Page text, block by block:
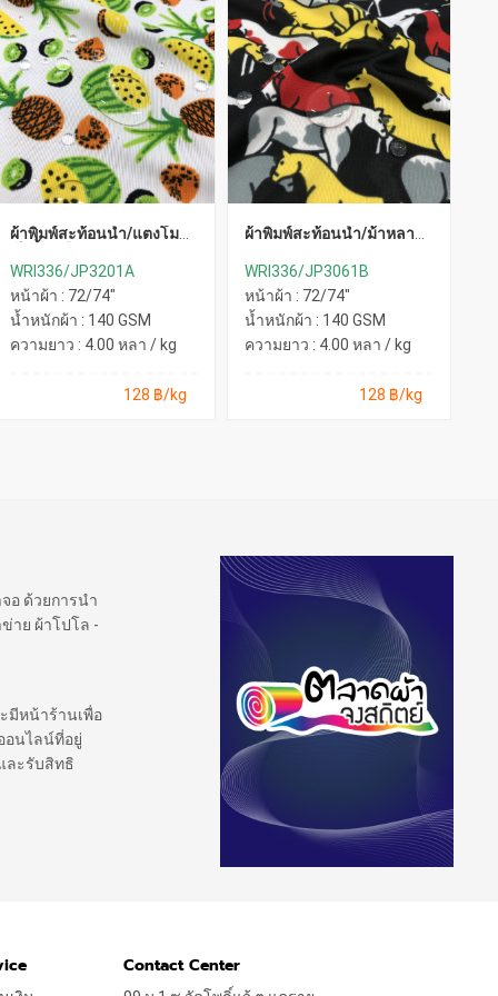
ผ้าพิมพ์สะท้อนน้ำ/แตงโมฟ
WRI336/JP3201A
หน้าผ้า : 72/74"
น้ำหนักผ้า : 140 GSM
ความยาว : 4.00 หลา / kg
128 ฿/kg
ผ้าพิมพ์สะท้อนน้ำ/ม้าหลาย
WRI336/JP3061B
หน้าผ้า : 72/74"
น้ำหนักผ้า : 140 GSM
ความยาว : 4.00 หลา / kg
128 ฿/kg
อ ด้วยการนำ
าย ผ้าโปโล -
มีหน้าร้านเพื่อ
อนไลน์ที่อยู่
ละรับสิทธิ
Contact Center